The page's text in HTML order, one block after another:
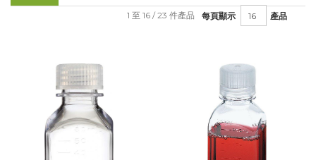
每頁顯示 產品
1 至 16 / 23 件產品